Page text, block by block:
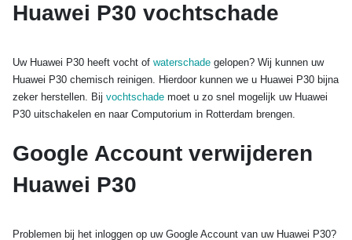
Huawei P30 vochtschade
Uw Huawei P30 heeft vocht of waterschade gelopen? Wij kunnen uw
Huawei P30 chemisch reinigen. Hierdoor kunnen we u Huawei P30 bijna
zeker herstellen. Bij vochtschade moet u zo snel mogelijk uw Huawei
P30 uitschakelen en naar Computorium in Rotterdam brengen.
Google Account verwijderen
Huawei P30
Problemen bij het inloggen op uw Google Account van uw Huawei P30?